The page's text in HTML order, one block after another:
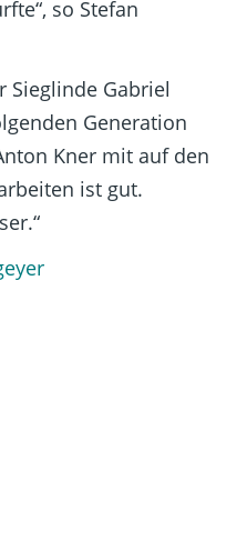
so Stefan
Sieglinde Gabriel
Generation
Kner mit auf den
ist gut.